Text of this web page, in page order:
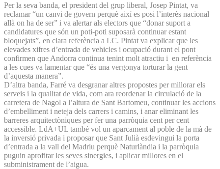
Per la seva banda, el president del grup liberal, Josep Pintat, va
reclamar “un canvi de govern perquè així es posi l’interès nacional
allà on ha de ser” i va alertar als electors que “donar suport a
candidatures que són un poti-poti suposarà continuar estant
bloquejats”, en clara referència a LC. Pintat va explicar que les
elevades xifres d’entrada de vehicles i ocupació durant el pont
confirmen que Andorra continua tenint molt atractiu i en referència
a les cues va lamentar que “és una vergonya torturar la gent
d’aquesta manera”.
D’altra banda, Farré va desgranar altres propostes per millorar els
serveis i la qualitat de vida, com ara reordenar la circulació de la
carretera de Nagol a l’altura de Sant Bartomeu, continuar les accions
d’embelliment i neteja dels carrers i camins, i anar eliminant les
barreres arquitectòniques per fer una parròquia cent per cent
accessible. LdA+UL també vol un aparcament al poble de la mà de
la inversió privada i proposar que Sant Julià esdevingui la porta
d’entrada a la vall del Madriu perquè Naturlàndia i la parròquia
puguin aprofitar les seves sinergies, i aplicar millores en el
subministrament de l’aigua.